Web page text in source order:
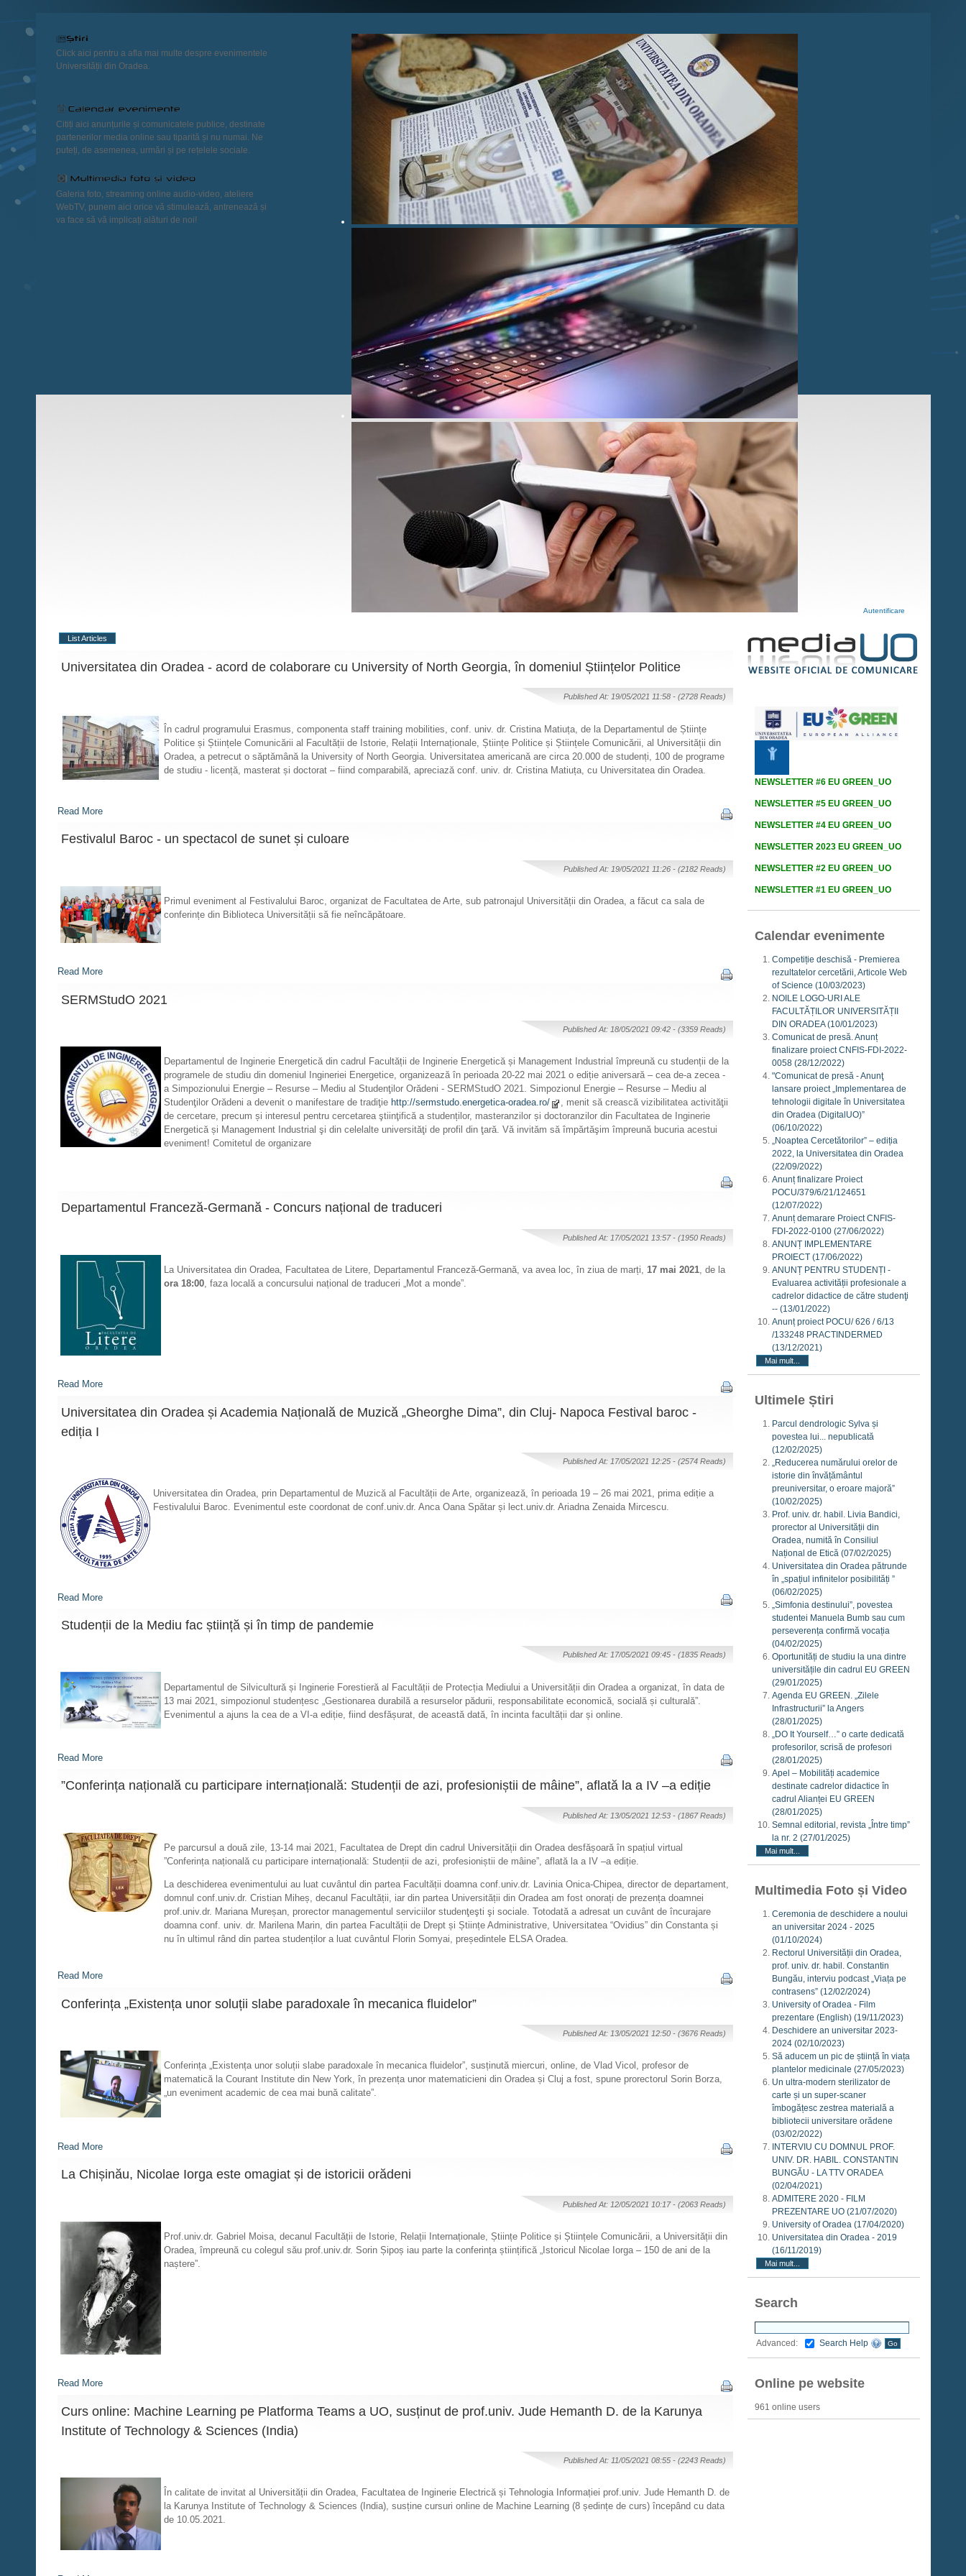
Autentificare
Click aici pentru a afla mai multe despre evenimentele
Universității din Oradea.
Citiți aici anunțurile și comunicatele publice, destinate
partenerilor media online sau tiparită și nu numai. Ne
puteți, de asemenea, urmări și pe rețelele sociale.
Galeria foto, streaming online audio-video, ateliere
WebTV, punem aici orice vă stimulează, antrenează și
va face să vă implicați alături de noi!
List Articles
Universitatea din Oradea - acord de colaborare cu University of North Georgia, în domeniul Științelor Politice
Published At: 19/05/2021 11:58 - (2728 Reads)
În cadrul programului Erasmus, componenta staff training mobilities, conf. univ. dr. Cristina Matiuța, de la Departamentul de Științe
Politice și Științele Comunicării al Facultății de Istorie, Relații Internaționale, Științe Politice și Științele Comunicării, al Universității din
Oradea, a petrecut o săptămână la University of North Georgia. Universitatea americană are circa 20.000 de studenți, 100 de programe
de studiu - licență, masterat și doctorat – fiind comparabilă, apreciază conf. univ. dr. Cristina Matiuța, cu Universitatea din Oradea.
Read More
Festivalul Baroc - un spectacol de sunet și culoare
Published At: 19/05/2021 11:26 - (2182 Reads)
Primul eveniment al Festivalului Baroc, organizat de Facultatea de Arte, sub patronajul Universității din Oradea, a făcut ca sala de
conferințe din Biblioteca Universității să fie neîncăpătoare.
Read More
SERMStudO 2021
Published At: 18/05/2021 09:42 - (3359 Reads)
Departamentul de Inginerie Energetică din cadrul Facultății de Inginerie Energetică și Management Industrial împreună cu studenții de la
programele de studiu din domeniul Ingineriei Energetice, organizează în perioada 20-22 mai 2021 o ediție aniversară – cea de-a zecea -
a Simpozionului Energie – Resurse – Mediu al Studenţilor Orădeni - SERMStudO 2021. Simpozionul Energie – Resurse – Mediu al
Studenţilor Orădeni a devenit o manifestare de tradiţie http://sermstudo.energetica-oradea.ro/
, menit să crească vizibilitatea activităţii
de cercetare, precum și interesul pentru cercetarea ştiinţifică a studenților, masteranzilor și doctoranzilor din Facultatea de Inginerie
Energetică și Management Industrial şi din celelalte universităţi de profil din ţară. Vă invităm să împărtăşim împreună bucuria acestui
eveniment! Comitetul de organizare
Departamentul Franceză-Germană - Concurs național de traduceri
Published At: 17/05/2021 13:57 - (1950 Reads)
La Universitatea din Oradea, Facultatea de Litere, Departamentul Franceză-Germană, va avea loc, în ziua de marți, 17 mai 2021, de la
ora 18:00, faza locală a concursului național de traduceri „Mot a monde”.
Read More
Universitatea din Oradea și Academia Națională de Muzică „Gheorghe Dima”, din Cluj- Napoca Festival baroc -
ediția I
Published At: 17/05/2021 12:25 - (2574 Reads)
Universitatea din Oradea, prin Departamentul de Muzică al Facultății de Arte, organizează, în perioada 19 – 26 mai 2021, prima ediție a
Festivalului Baroc. Evenimentul este coordonat de conf.univ.dr. Anca Oana Spătar și lect.univ.dr. Ariadna Zenaida Mircescu.
Read More
Studenții de la Mediu fac știință și în timp de pandemie
Published At: 17/05/2021 09:45 - (1835 Reads)
Departamentul de Silvicultură și Inginerie Forestieră al Facultății de Protecția Mediului a Universității din Oradea a organizat, în data de
13 mai 2021, simpozionul studențesc „Gestionarea durabilă a resurselor pădurii, responsabilitate economică, socială și culturală”.
Evenimentul a ajuns la cea de a VI-a ediție, fiind desfășurat, de această dată, în incinta facultății dar și online.
Read More
”Conferința națională cu participare internațională: Studenții de azi, profesioniștii de mâine”, aflată la a IV –a ediție
Published At: 13/05/2021 12:53 - (1867 Reads)
Pe parcursul a două zile, 13-14 mai 2021, Facultatea de Drept din cadrul Universității din Oradea desfășoară în spațiul virtual
”Conferința națională cu participare internațională: Studenții de azi, profesioniștii de mâine”, aflată la a IV –a ediție.
La deschiderea evenimentului au luat cuvântul din partea Facultății doamna conf.univ.dr. Lavinia Onica-Chipea, director de departament,
domnul conf.univ.dr. Cristian Miheș, decanul Facultății, iar din partea Universității din Oradea am fost onorați de prezența doamnei
prof.univ.dr. Mariana Mureșan, prorector managementul serviciilor studenţeşti şi sociale. Totodată a adresat un cuvânt de încurajare
doamna conf. univ. dr. Marilena Marin, din partea Facultății de Drept și Științe Administrative, Universitatea “Ovidius” din Constanta și
nu în ultimul rând din partea studenților a luat cuvântul Florin Somyai, președintele ELSA Oradea.
Read More
Conferința „Existența unor soluții slabe paradoxale în mecanica fluidelor”
Published At: 13/05/2021 12:50 - (3676 Reads)
Conferința „Existența unor soluții slabe paradoxale în mecanica fluidelor”, susținută miercuri, online, de Vlad Vicol, profesor de
matematică la Courant Institute din New York, în prezența unor matematicieni din Oradea și Cluj a fost, spune prorectorul Sorin Borza,
„un eveniment academic de cea mai bună calitate”.
Read More
La Chișinău, Nicolae Iorga este omagiat și de istoricii orădeni
Published At: 12/05/2021 10:17 - (2063 Reads)
Prof.univ.dr. Gabriel Moisa, decanul Facultății de Istorie, Relații Internaționale, Științe Politice și Științele Comunicării, a Universității din
Oradea, împreună cu colegul său prof.univ.dr. Sorin Șipoș iau parte la conferința științifică „Istoricul Nicolae Iorga – 150 de ani de la
naștere”.
Read More
Curs online: Machine Learning pe Platforma Teams a UO, susținut de prof.univ. Jude Hemanth D. de la Karunya
Institute of Technology & Sciences (India)
Published At: 11/05/2021 08:55 - (2243 Reads)
În calitate de invitat al Universității din Oradea, Facultatea de Inginerie Electrică și Tehnologia Informației prof.univ. Jude Hemanth D. de
la Karunya Institute of Technology & Sciences (India), susține cursuri online de Machine Learning (8 ședințe de curs) începând cu data
de 10.05.2021.
NEWSLETTER #6 EU GREEN_UO
NEWSLETTER #5 EU GREEN_UO
NEWSLETTER #4 EU GREEN_UO
NEWSLETTER 2023 EU GREEN_UO
NEWSLETTER #2 EU GREEN_UO
NEWSLETTER #1 EU GREEN_UO
Calendar evenimente
Competiție deschisă - Premierea
rezultatelor cercetării, Articole Web
of Science (10/03/2023)
NOILE LOGO-URI ALE
FACULTĂȚILOR UNIVERSITĂȚII
DIN ORADEA(10/01/2023)
Comunicat de presă. Anunț
finalizare proiect CNFIS-FDI-2022-
0058 (28/12/2022)
"Comunicat de presă - Anunţ
lansare proiect „Implementarea de
tehnologii digitale în Universitatea
din Oradea (DigitalUO)”
(06/10/2022)
„Noaptea Cercetătorilor” – ediția
2022, la Universitatea din Oradea
(22/09/2022)
Anunț finalizare Proiect
POCU/379/6/21/124651
(12/07/2022)
Anunț demarare Proiect CNFIS-
FDI-2022-0100 (27/06/2022)
ANUNȚ IMPLEMENTARE
PROIECT (17/06/2022)
ANUNȚ PENTRU STUDENȚI -
Evaluarea activității profesionale a
cadrelor didactice de către studenţi
-- (13/01/2022)
Anunț proiect POCU/ 626 / 6/13
/133248 PRACTINDERMED
(13/12/2021)
Mai mult...
Ultimele Știri
Parcul dendrologic Sylva și
povestea lui... nepublicată
(12/02/2025)
„Reducerea numărului orelor de
istorie din învățământul
preuniversitar, o eroare majoră”
(10/02/2025)
Prof. univ. dr. habil. Livia Bandici,
prorector al Universității din
Oradea, numită în Consiliul
Național de Etică (07/02/2025)
Universitatea din Oradea pătrunde
în „spațiul infinitelor posibilități ”
(06/02/2025)
„Simfonia destinului”, povestea
studentei Manuela Bumb sau cum
perseverența confirmă vocația
(04/02/2025)
Oportunități de studiu la una dintre
universitățile din cadrul EU GREEN
(29/01/2025)
Agenda EU GREEN. „Zilele
Infrastructurii” la Angers
(28/01/2025)
„DO It Yourself…” o carte dedicată
profesorilor, scrisă de profesori
(28/01/2025)
Apel – Mobilități academice
destinate cadrelor didactice în
cadrul Alianței EU GREEN
(28/01/2025)
Semnal editorial, revista „Între timp”
la nr. 2 (27/01/2025)
Mai mult...
Multimedia Foto și Video
Ceremonia de deschidere a noului
an universitar 2024 - 2025
(01/10/2024)
Rectorul Universității din Oradea,
prof. univ. dr. habil. Constantin
Bungău, interviu podcast „Viața pe
contrasens” (12/02/2024)
University of Oradea - Film
prezentare (English) (19/11/2023)
Deschidere an universitar 2023-
2024 (02/10/2023)
Să aducem un pic de știință în viața
plantelor medicinale (27/05/2023)
Un ultra-modern sterilizator de
carte și un super-scaner
îmbogățesc zestrea materială a
bibliotecii universitare orădene
(03/02/2022)
INTERVIU CU DOMNUL PROF.
UNIV. DR. HABIL. CONSTANTIN
BUNGĂU - LA TTV ORADEA
(02/04/2021)
ADMITERE 2020 - FILM
PREZENTARE UO (21/07/2020)
University of Oradea (17/04/2020)
Universitatea din Oradea - 2019
(16/11/2019)
Mai mult...
Search
Advanced: Search Help
Online pe website
961 online users